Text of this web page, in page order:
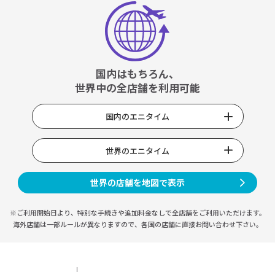
国内はもちろん、
世界中の全店舗を利用可能
国内のエニタイム
世界のエニタイム
世界の店舗を地図で表示
※ご利用開始日より、特別な手続きや追加料金なしで全店舗をご利用いただけます。
海外店舗は一部ルールが異なりますので、 各国の店舗に直接お問い合わせ下さい。